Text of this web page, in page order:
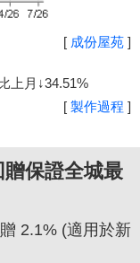
[ 成份屋苑 ]
上月↓34.51%
[ 製作過程 ]
保證全城最
2.1% (適用於新